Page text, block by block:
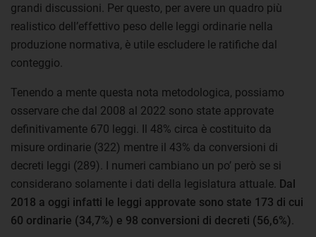
grandi discussioni. Per questo, per avere un quadro più
realistico dell’effettivo peso delle leggi ordinarie nella
produzione normativa, è utile escludere le ratifiche dal
conteggio.
Tenendo a mente questa nota metodologica, possiamo
osservare che dal 2008 al 2022 sono state approvate
definitivamente 670 leggi. Il 48% circa è costituito da
misure ordinarie (322) mentre il 43% da conversioni di
decreti leggi (289). I numeri cambiano un po’ però se si
considerano solamente i dati della legislatura attuale. Dal
2018 a oggi infatti le leggi approvate sono state 173 di cui
60 ordinarie (34,7%) e 98 conversioni di decreti (56,6%)